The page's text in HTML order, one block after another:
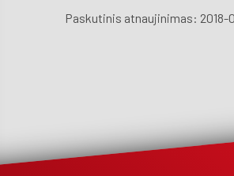
Paskutinis atnaujinimas: 2018-